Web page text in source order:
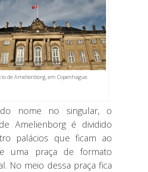
de Amelienborg, em Copenhague.
nome no singular, o
Amelienborg é dividido
palácios que ficam ao
uma praça de formato
No meio dessa praça fica